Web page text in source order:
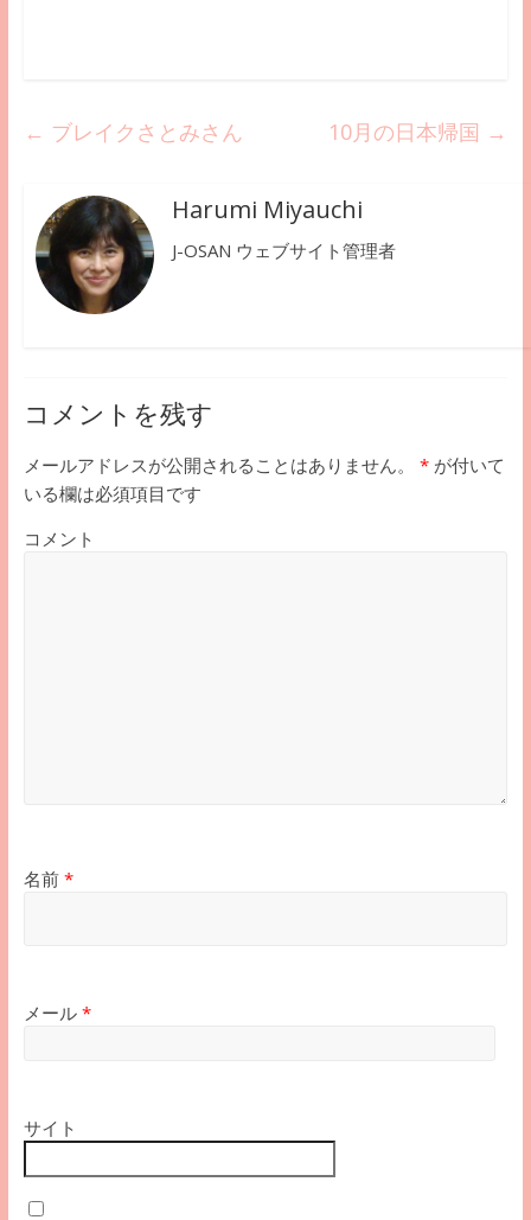
← ブレイクさとみさん 10月の日本帰国 →
Harumi Miyauchi
J-OSAN ウェブサイト管理者
コメントを残す
メールアドレスが公開されることはありません。 *が付いて
いる欄は必須項目です
コメント
名前 *
メール *
サイト